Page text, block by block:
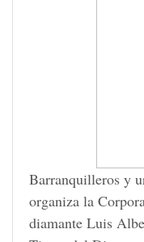
Barranquilleros y
organiza la
diamante Luis